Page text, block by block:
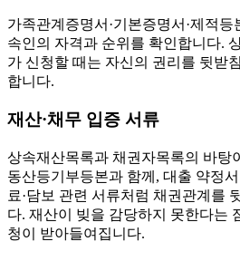
가족관계증명서·기본증명서·제적
속인의 자격과 순위를 확인합니다.
가 신청할 때는 자신의 권리를 뒷받
합니다.
재산·채무 입증 서류
상속재산목록과 채권자목록의 바탕
동산등기부등본과 함께, 대출 약정
료·담보 관련 서류처럼 채권관계를
다. 재산이 빚을 감당하지 못한다는
청이 받아들여집니다.